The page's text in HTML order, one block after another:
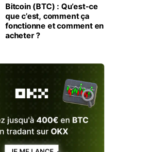
Bitcoin (BTC) : Qu’est-ce
que c’est, comment ça
fonctionne et comment en
acheter ?